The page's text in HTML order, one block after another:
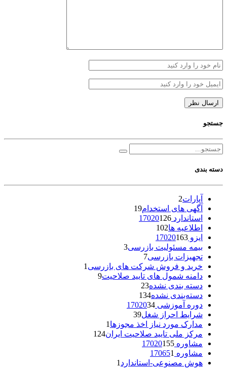
جستجو
دسته بندی
آپارات2
آگهی های استخدام19
استاندارد 17020 126
اطلاعیه ها102
ایزو 17020 163
بیمه مسئولیت بازرسی3
تجهیزات بازرسی7
خرید و فروش شرکت های بازرسی 1
دامنه شمول های تایید صلاحیت9
دسته بندی نشده23
دسته‌بندی نشده134
دوره آموزشی 17020 34
شرایط احراز شغل39
مدارک مورد نیاز اخذ مجوزها 1
مرکز ملی تایید صلاحیت ایران124
مشاوره 17020 155
مشاوره 17065 1
هوش مصنوعی-استاندارد 1